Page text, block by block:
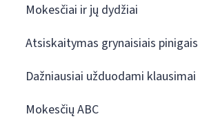
Mokesčiai ir jų dydžiai
Atsiskaitymas grynaisiais pinigais
Dažniausiai užduodami klausimai
Mokesčių ABC